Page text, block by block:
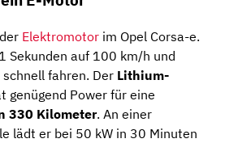
Elektromotor im Opel Corsa-e.
Sekunden auf 100 km/h und
fahren. Der Lithium-
genügend Power für eine
330 Kilometer. An einer
lädt er bei 50 kW in 30 Minuten